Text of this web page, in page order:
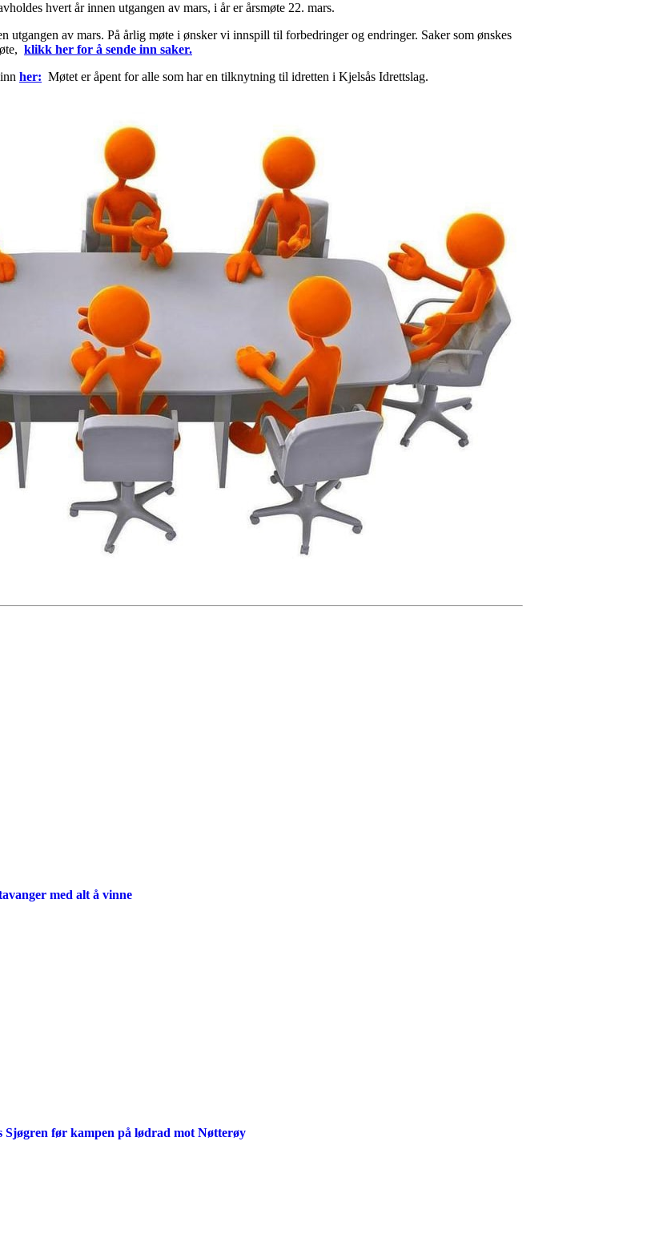
hvert år innen utgangen av mars, i år er årsmøte 22. mars.
utgangen av mars. På årlig møte i ønsker vi innspill til forbedringer og endringer. Saker som ønskes
klikk her for å sende inn saker.
her: Møtet er åpent for alle som har en tilknytning til idretten i Kjelsås Idrettslag.
med alt å vinne
før kampen på lødrad mot Nøtterøy